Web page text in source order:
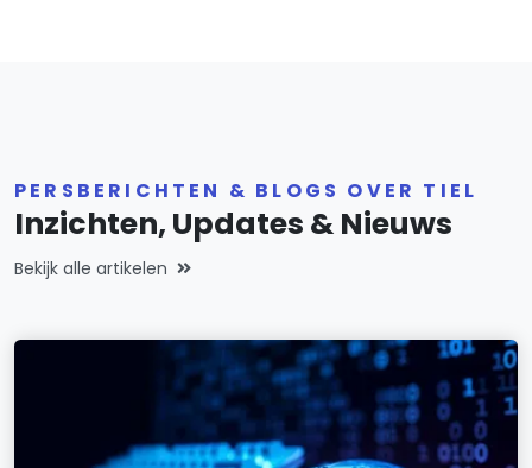
PERSBERICHTEN & BLOGS OVER TIEL
Inzichten, Updates & Nieuws
Bekijk alle artikelen